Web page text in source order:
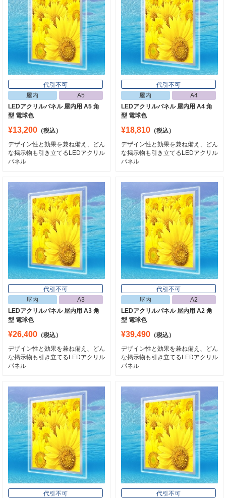
代引不可
屋内
A5
LEDアクリルパネル 屋内用 A5 角
型 電球色
¥13,200 （税込）
デザイン性と効果を兼ね備え、どん
な掲示物も引き立てるLEDアクリル
パネル
代引不可
屋内
A4
LEDアクリルパネル 屋内用 A4 角
型 電球色
¥18,810 （税込）
デザイン性と効果を兼ね備え、どん
な掲示物も引き立てるLEDアクリル
パネル
代引不可
屋内
A3
LEDアクリルパネル 屋内用 A3 角
型 電球色
¥26,400 （税込）
デザイン性と効果を兼ね備え、どん
な掲示物も引き立てるLEDアクリル
パネル
代引不可
屋内
A2
LEDアクリルパネル 屋内用 A2 角
型 電球色
¥39,490 （税込）
デザイン性と効果を兼ね備え、どん
な掲示物も引き立てるLEDアクリル
パネル
代引不可
代引不可